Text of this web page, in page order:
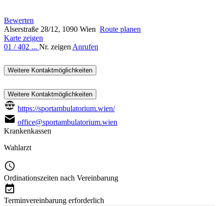
Bewerten
Alserstraße 28/12, 1090 Wien Route planen
Karte zeigen
01 / 402 ... Nr. zeigen Anrufen
Weitere Kontaktmöglichkeiten
Weitere Kontaktmöglichkeiten
https://sportambulatorium.wien/
office@sportambulatorium.wien
Krankenkassen
Wahlarzt
Ordinationszeiten nach Vereinbarung
Terminvereinbarung erforderlich